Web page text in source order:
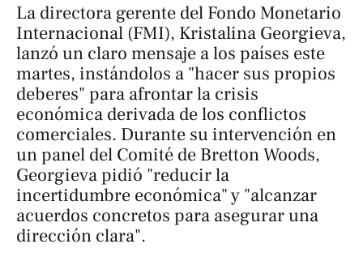
La directora gerente del Fondo Monetario
Internacional (FMI), Kristalina Georgieva,
lanzó un claro mensaje a los países este
martes, instándolos a "hacer sus propios
deberes" para afrontar la crisis
económica derivada de los conflictos
comerciales. Durante su intervención en
un panel del Comité de Bretton Woods,
Georgieva pidió "reducir la
incertidumbre económica" y "alcanzar
acuerdos concretos para asegurar una
dirección clara".